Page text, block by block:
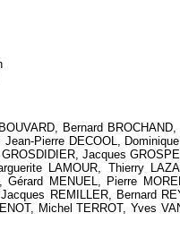
Bernard
Pierre DECOOL,
Jacques
LAMOUR, Thierry
MENUEL, Pierre
REMILLER, Bernard
Michel TERROT, Yves